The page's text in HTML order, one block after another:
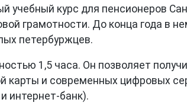
учебный курс для пенсионеров
грамотности. До конца года в
петербуржцев.
1,5 часа. Он позволяет
карты и современных цифровых
интернет-банк).